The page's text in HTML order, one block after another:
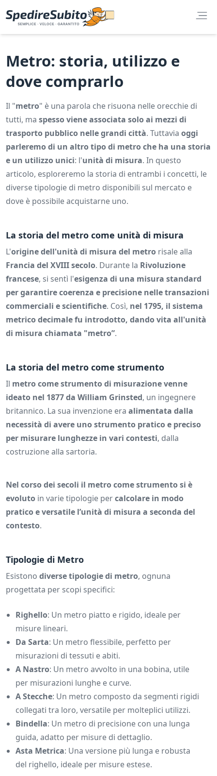
Metro: storia, utilizzo e
dove comprarlo
Il "metro" è una parola che risuona nelle orecchie di
tutti, ma spesso viene associata solo ai mezzi di
trasporto pubblico nelle grandi città. Tuttavia oggi
parleremo di un altro tipo di metro che ha una storia
e un utilizzo unici: l'unità di misura. In questo
articolo, esploreremo la storia di entrambi i concetti, le
diverse tipologie di metro disponibili sul mercato e
dove è possibile acquistarne uno.
La storia del metro come unità di misura
L'origine dell'unità di misura del metro risale alla
Francia del XVIII secolo. Durante la Rivoluzione
francese, si sentì l'esigenza di una misura standard
per garantire coerenza e precisione nelle transazioni
commerciali e scientifiche. Così, nel 1795, il sistema
metrico decimale fu introdotto, dando vita all'unità
di misura chiamata "metro”.
La storia del metro come strumento
Il metro come strumento di misurazione venne
ideato nel 1877 da William Grinsted, un ingegnere
britannico. La sua invenzione era alimentata dalla
necessità di avere uno strumento pratico e preciso
per misurare lunghezze in vari contesti, dalla
costruzione alla sartoria.
Nel corso dei secoli il metro come strumento si è
evoluto in varie tipologie percalcolare in modo
pratico e versatile l’unità di misura a seconda del
contesto.
Tipologie di Metro
Esistono diverse tipologie di metro, ognuna
progettata per scopi specifici:
Righello: Un metro piatto e rigido, ideale per
misure lineari.
Da Sarta: Un metro flessibile, perfetto per
misurazioni di tessuti e abiti.
A Nastro: Un metro avvolto in una bobina, utile
per misurazioni lunghe e curve.
A Stecche: Un metro composto da segmenti rigidi
collegati tra loro, versatile per molteplici utilizzi.
Bindella: Un metro di precisione con una lunga
guida, adatto per misure di dettaglio.
Asta Metrica: Una versione più lunga e robusta
del righello, ideale per misure estese.